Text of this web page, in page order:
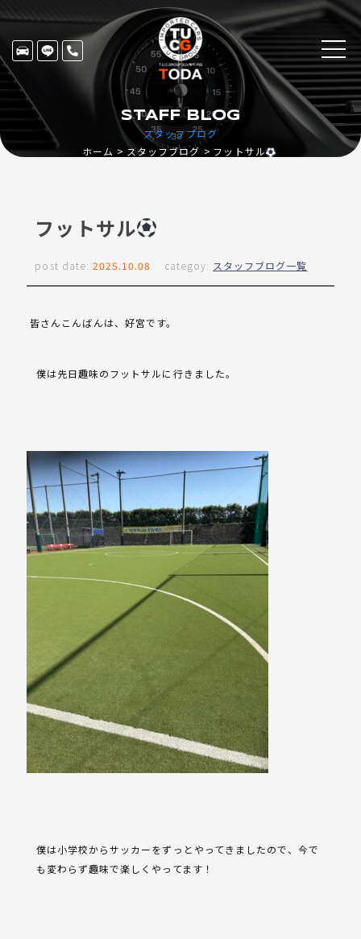
スタッフブログ
STAFF BLOG
ホーム スタッフブログ フットサル
フットサル
post date: 2025.10.08 categoy: スタッフブログ一覧
皆さんこんばんは、好宮です。
僕は先日趣味のフットサルに行きました。
僕は小学校からサッカーをずっとやってきましたので、今で
も変わらず趣味で楽しくやってます！